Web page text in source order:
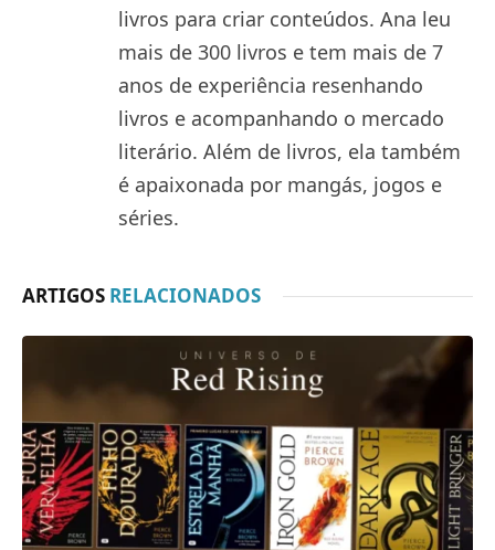
livros para criar conteúdos. Ana leu
mais de 300 livros e tem mais de 7
anos de experiência resenhando
livros e acompanhando o mercado
literário. Além de livros, ela também
é apaixonada por mangás, jogos e
séries.
ARTIGOS RELACIONADOS